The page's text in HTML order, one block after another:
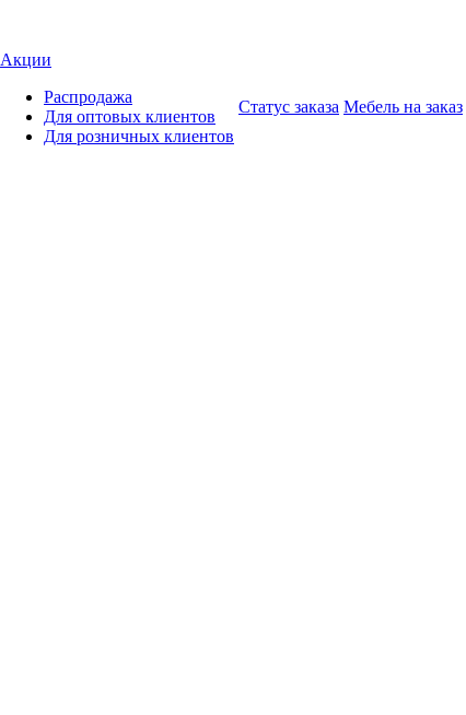
Акции
Распродажа
Для оптовых клиентов
Для розничных клиентов
Статус заказа Мебель на заказ